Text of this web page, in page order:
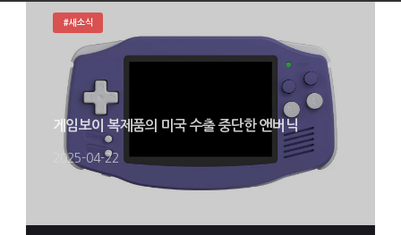
게임보이 복제품의 미국 수출 중단한 앤버닉
2025-04-22
#새소식